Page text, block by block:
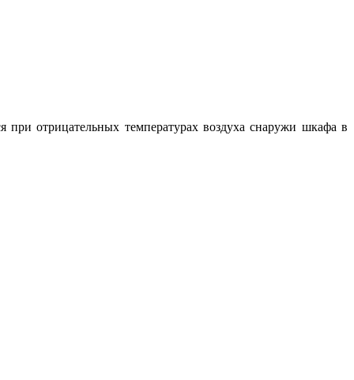
при отрицательных температурах воздуха снаружи шкафа в